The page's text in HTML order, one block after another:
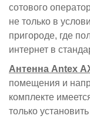
сотового
не только в
пригороде, где
интернет в
Антенна Antex
помещения и
комплекте
только